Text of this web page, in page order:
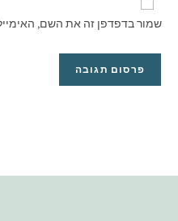
שמור בדפדפן זה את השם,